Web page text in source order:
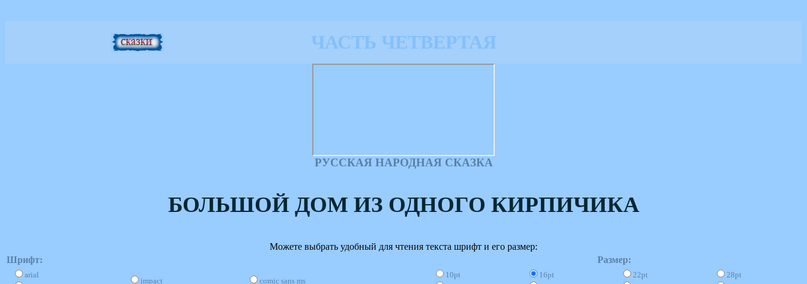
ЧАСТЬ ЧЕТВЕРТАЯ
РУССКАЯ НАРОДНАЯ СКАЗКА
БОЛЬШОЙ ДОМ ИЗ ОДНОГО КИРПИЧИКА
Можете выбрать удобный для чтения текста шрифт и его размер:
Шрифт:
Размер:
arial
impact
comic sans ms
10pt
16pt
22pt
28pt